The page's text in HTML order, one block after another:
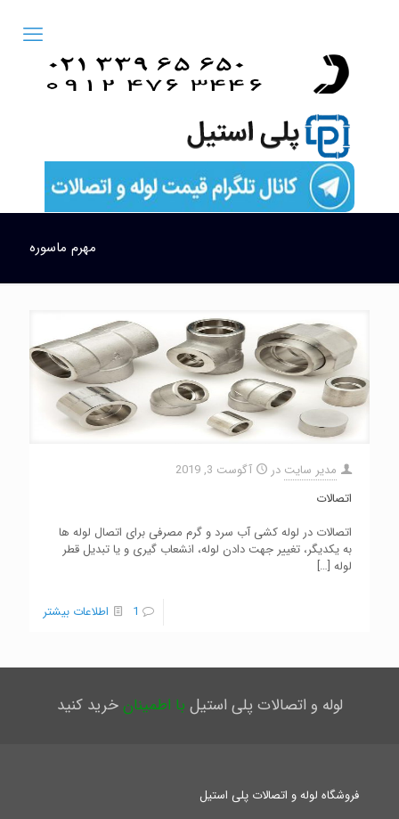
مهرم ماسوره
مدیر سایت در
آگوست 3, 2019
اتصالات
اتصالات در لوله کشی آب سرد و گرم مصرفی برای اتصال لوله ها
به یکدیگر، تغییر جهت دادن لوله، انشعاب گیری و یا تبدیل قطر
لوله […]
1 اطلاعات بیشتر
لوله و اتصالات پلی استیل با اطمینانخرید کنید
فروشگاه لوله و اتصالات پلی استیل